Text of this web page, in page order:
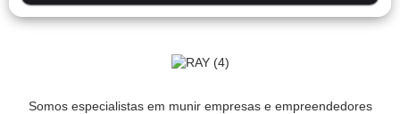
Somos especialistas em munir empresas e empreendedores